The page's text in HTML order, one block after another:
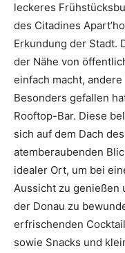
leckeres
des Citadines
Erkundung der Stadt.
der Nähe von
einfach macht,
Besonders gefallen
Rooftop-Bar. Diese
sich auf dem Dach
atemberaubenden
idealer Ort, um bei
Aussicht zu genießen
der Donau zu
erfrischenden
sowie Snacks und